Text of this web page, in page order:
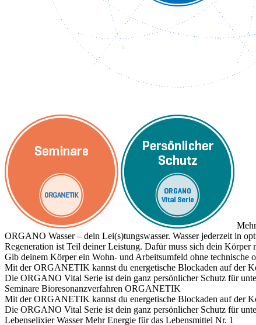
ORGANO Wasser – dein Lei(s)tungswasser. Wasser jederzeit in
Regeneration ist Teil deiner Leistung. Dafür muss sich dein Körper
Gib deinem Körper ein Wohn- und Arbeitsumfeld ohne technische
Mit der ORGANETIK kannst du energetische Blockaden auf der
Die ORGANO Vital Serie ist dein ganz persönlicher Schutz für
Seminare Bioresonanzverfahren ORGANETIK
Mit der ORGANETIK kannst du energetische Blockaden auf der
Die ORGANO Vital Serie ist dein ganz persönlicher Schutz für
Lebenselixier Wasser Mehr Energie für das Lebensmittel Nr. 1